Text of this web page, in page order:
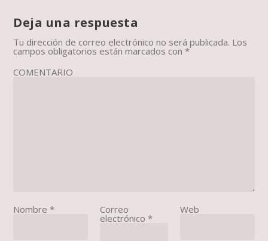
Deja una respuesta
Tu dirección de correo electrónico no será publicada. Los
campos obligatorios están marcados con*
COMENTARIO
Nombre* Correo
electrónico *
Web